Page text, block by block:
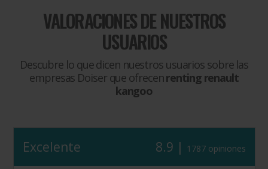
VALORACIONES DE NUESTROS
USUARIOS
Descubre lo que dicen nuestros usuarios sobre las
empresas Doiser que ofrecenrenting renault
kangoo
Excelente 8.9 | 1787 opiniones